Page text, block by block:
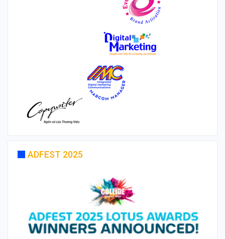
ADFEST 2025